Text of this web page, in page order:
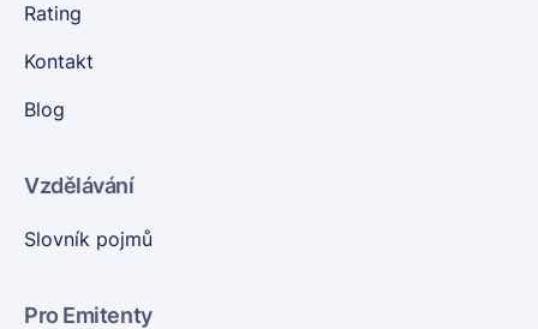
Rating
Kontakt
Blog
Vzdělávání
Slovník pojmů
Pro Emitenty